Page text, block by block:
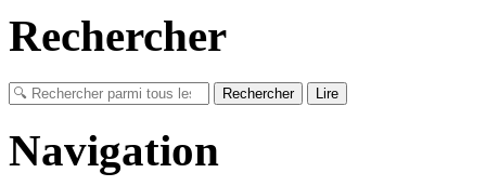
Rechercher
Navigation